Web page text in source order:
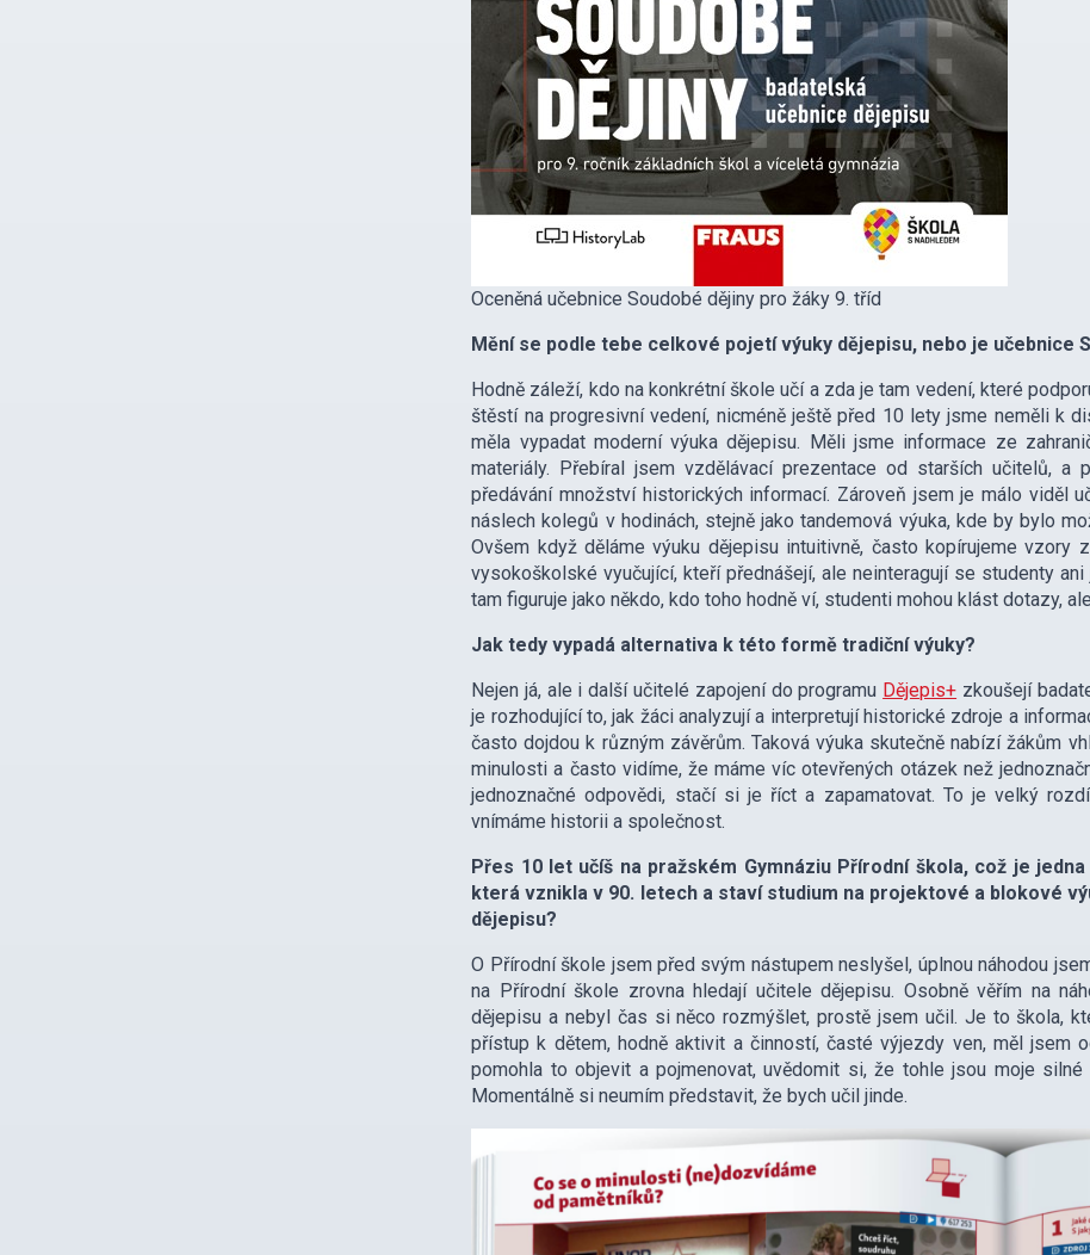
Oceněná učebnice Soudobé dějiny pro žáky 9. tříd
Mění se podle tebe celkové pojetí výuky dějepisu, nebo je učebnice
Hodně záleží, kdo na konkrétní škole učí a zda je tam vedení, které
štěstí na progresivní vedení, nicméně ještě před 10 lety jsme neměli k
měla vypadat moderní výuka dějepisu. Měli jsme informace ze
materiály. Přebíral jsem vzdělávací prezentace od starších učitelů,
předávání množství historických informací. Zároveň jsem je málo viděl
náslech kolegů v hodinách, stejně jako tandemová výuka, kde by bylo
Ovšem když děláme výuku dějepisu intuitivně, často kopírujeme
vysokoškolské vyučující, kteří přednášejí, ale neinteragují se studenty
tam figuruje jako někdo, kdo toho hodně ví, studenti mohou klást dotazy,
Jak tedy vypadá alternativa k této formě tradiční výuky?
Nejen já, ale i další učitelé zapojení do programu Dějepis+ zkoušejí
je rozhodující to, jak žáci analyzují a interpretují historické zdroje a
často dojdou k různým závěrům. Taková výuka skutečně nabízí žákům
minulosti a často vidíme, že máme víc otevřených otázek než
jednoznačné odpovědi, stačí si je říct a zapamatovat. To je velký
vnímáme historii a společnost.
Přes 10 let učíš na pražském Gymnáziu Přírodní škola, což je
která vznikla v 90. letech a staví studium na projektové a blokové
dějepisu?
O Přírodní škole jsem před svým nástupem neslyšel, úplnou náhodou
na Přírodní škole zrovna hledají učitele dějepisu. Osobně věřím na
dějepisu a nebyl čas si něco rozmýšlet, prostě jsem učil. Je to škola,
přístup k dětem, hodně aktivit a činností, časté výjezdy ven, měl jsem
pomohla to objevit a pojmenovat, uvědomit si, že tohle jsou moje
Momentálně si neumím představit, že bych učil jinde.